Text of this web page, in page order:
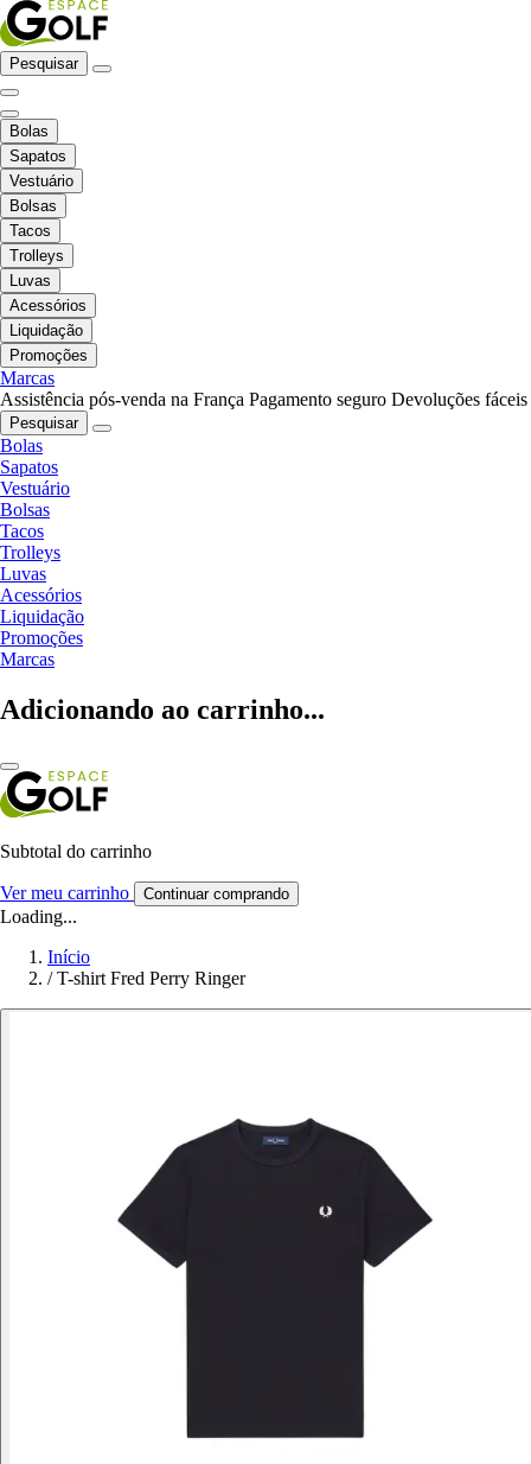
Pesquisar
Bolas
Sapatos
Vestuário
Bolsas
Tacos
Trolleys
Luvas
Acessórios
Liquidação
Promoções
Marcas
Assistência pós-venda na França Pagamento seguro Devoluções fáceis
Pesquisar
Bolas
Sapatos
Vestuário
Bolsas
Tacos
Trolleys
Luvas
Acessórios
Liquidação
Promoções
Marcas
Adicionando ao carrinho...
Subtotal do carrinho
Ver meu carrinho Continuar comprando
Loading...
Início
/ T-shirt Fred Perry Ringer